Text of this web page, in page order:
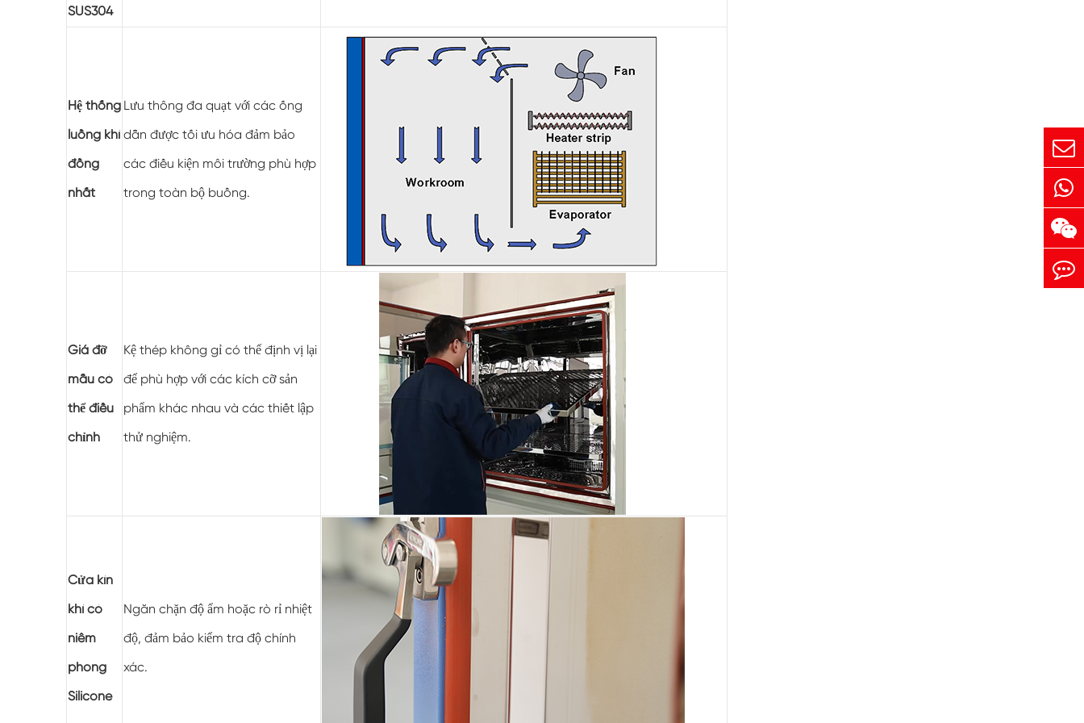
Buồng nhiệt độ
Buồng môi trường tiếp cận
Buồng ứng suất môi trường
Thiết bị kiểm tra thời hạn sử dụng tăng tốc
Buồng ổn định
Buồng môi trường dưới không
Buồng Lắc nhiệt độ
Tủ nhiệt độ thấp không đổi
Buồng Đông lạnh
Buồng thử nghiệm chống nổ
Buồng kiểm tra độ ẩm đóng băng
Buồng khí hậu PV
Buồng thử nghiệm trong phòng thí nghiệm
Buồng thử nghiệm mô-đun PV
Buồng thử nghiệm PV
Buồng môi trường PV
SUS304
Hệ thống
luồng khí
đồng
nhất
Lưu thông đa quạt với các ống
dẫn được tối ưu hóa đảm bảo
các điều kiện môi trường phù hợp
trong toàn bộ buồng.
Giá đỡ
mẫu có
thể điều
chỉnh
Kệ thép không gỉ có thể định vị lại
để phù hợp với các kích cỡ sản
phẩm khác nhau và các thiết lập
thử nghiệm.
Cửa kín
khí có
niêm
phong
Silicone
Ngăn chặn độ ẩm hoặc rò rỉ nhiệt
độ, đảm bảo kiểm tra độ chính
xác.